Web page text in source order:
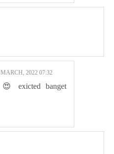
2022 07:32
😍 exicted banget